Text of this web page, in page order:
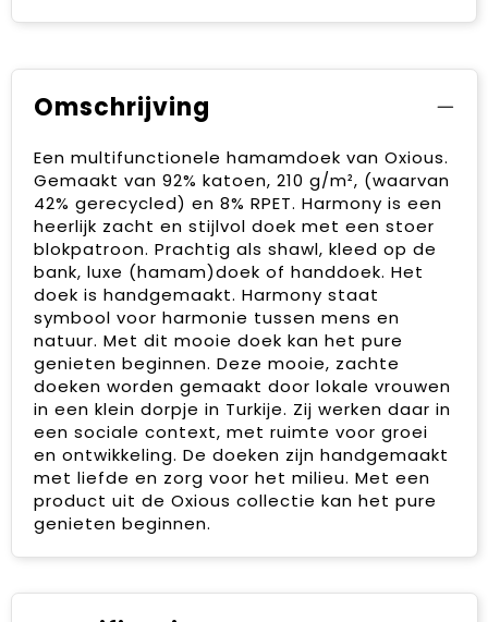
Omschrijving
Een multifunctionele hamamdoek van Oxious.
Gemaakt van 92% katoen, 210 g/m², (waarvan
42% gerecycled) en 8% RPET. Harmony is een
heerlijk zacht en stijlvol doek met een stoer
blokpatroon. Prachtig als shawl, kleed op de
bank, luxe (hamam)doek of handdoek. Het
doek is handgemaakt. Harmony staat
symbool voor harmonie tussen mens en
natuur. Met dit mooie doek kan het pure
genieten beginnen. Deze mooie, zachte
doeken worden gemaakt door lokale vrouwen
in een klein dorpje in Turkije. Zij werken daar in
een sociale context, met ruimte voor groei
en ontwikkeling. De doeken zijn handgemaakt
met liefde en zorg voor het milieu. Met een
product uit de Oxious collectie kan het pure
genieten beginnen.